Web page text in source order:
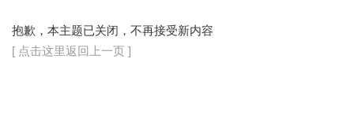
抱歉，本主题已关闭，不再接受新内容
[ 点击这里返回上一页 ]